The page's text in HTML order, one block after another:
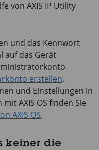
von AXIS IP Utility
und das Kennwort
auf das Gerät
erstellen.
und Einstellungen in
mitAXIS OS finden Sie
AXIS OS.
keiner die